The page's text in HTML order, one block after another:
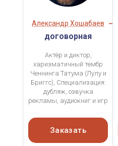
Александр Хошабаев
договорная
Актёр и диктор,
харизматичный тембр
Ченнинга Татума (Лулу и
Бриггс), Специализация:
дубляж, озвучка
рекламы, аудиокниг и игр
Заказать